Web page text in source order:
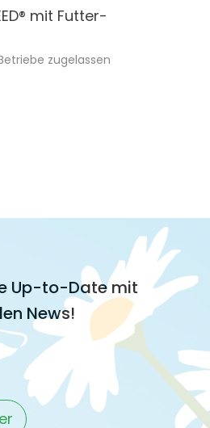
mit Futter-
zugelassen
Up-to-Date mit
News!